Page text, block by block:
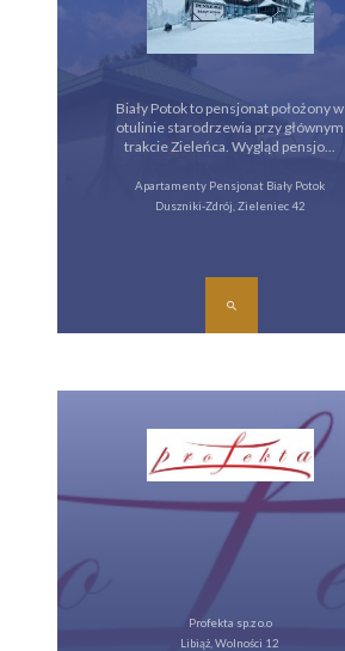
Biały Potok to pensjonat położony w
otulinie starodrzewia przy głównym
trakcie Zieleńca. Wygląd pensjo...
Apartamenty Pensjonat Biały Potok
Duszniki-Zdrój, Zieleniec 42
Profekta sp.z o.o
Libiąż, Wolności 12